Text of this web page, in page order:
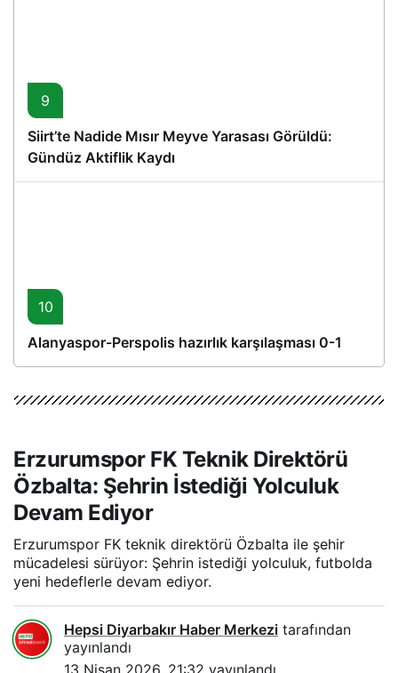
9
Siirt’te Nadide Mısır Meyve Yarasası Görüldü:
Gündüz Aktiflik Kaydı
10
Alanyaspor-Perspolis hazırlık karşılaşması 0-1
Erzurumspor FK Teknik Direktörü
Özbalta: Şehrin İstediği Yolculuk
Devam Ediyor
Erzurumspor FK teknik direktörü Özbalta ile şehir
mücadelesi sürüyor: Şehrin istediği yolculuk, futbolda
yeni hedeflerle devam ediyor.
Hepsi Diyarbakır Haber Merkezi tarafından
yayınlandı